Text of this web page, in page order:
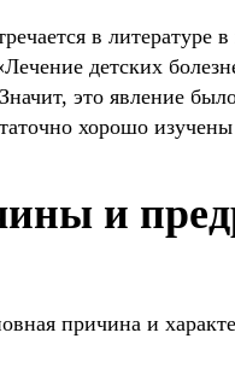
в литературе
детских
это явление
хорошо
и
причина и